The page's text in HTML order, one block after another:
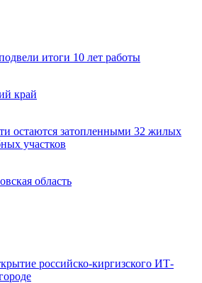
итоги 10 лет работы
край
остаются затопленными 32 жилых
участков
область
российско-киргизского ИТ-